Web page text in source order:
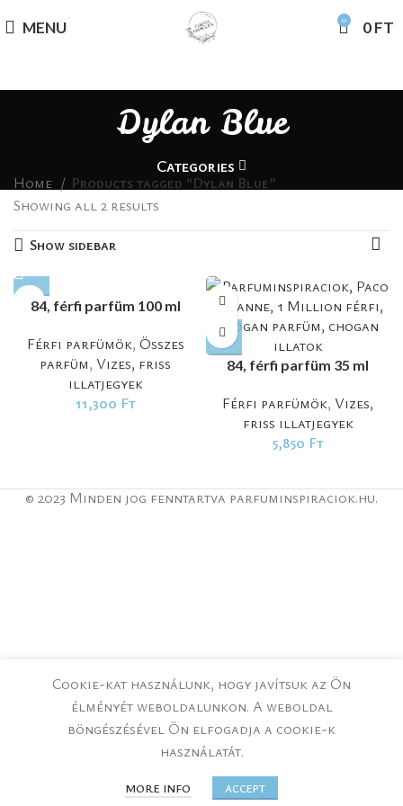
MENU 0 0FT
Dylan Blue
Categories
Home
Products tagged “Dylan Blue”
Showing all 2 results
Show sidebar
84, férfi parfüm 100 ml
Férfi parfümök, Összes
parfüm, Vizes, friss
illatjegyek
11,300 Ft
84, férfi parfüm 35 ml
Férfi parfümök, Vizes,
friss illatjegyek
5,850 Ft
© 2023 Minden jog fenntartva parfuminspiraciok.hu.
Cookie-kat használunk, hogy javítsuk az Ön
élményét weboldalunkon. A weboldal
böngészésével Ön elfogadja a cookie-k
használatát.
MORE INFO ACCEPT